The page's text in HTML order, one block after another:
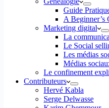
Guide
A Beginner’s
Marketing digital
La
Le Social
Les médias
Médias
Le confinement
Contributeurs
Hervé Kabla
Serge Delwasse